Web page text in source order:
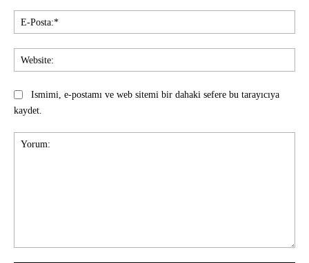
Ismimi, e-postamı ve web sitemi bir dahaki sefere bu tarayıcıya
kaydet.